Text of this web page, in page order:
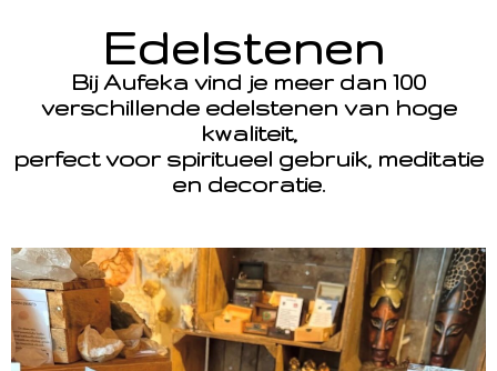
Edelstenen
Bij Aufeka vind je meer dan 100
verschillende edelstenen van hoge
kwaliteit,
perfect voor spiritueel gebruik, meditatie
en decoratie.